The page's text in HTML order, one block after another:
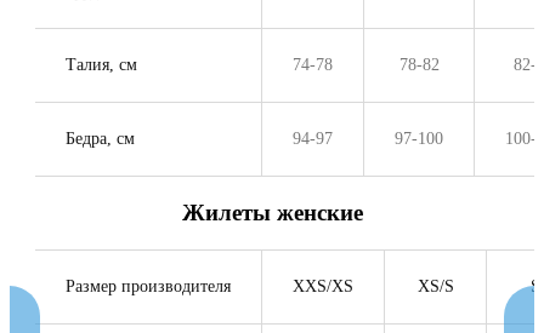
Талия, см 74-78 78-82 82-
Бедра, см 94-97 97-100 100-
Жилеты женские
Размер производителя XXS/XS XS/S S